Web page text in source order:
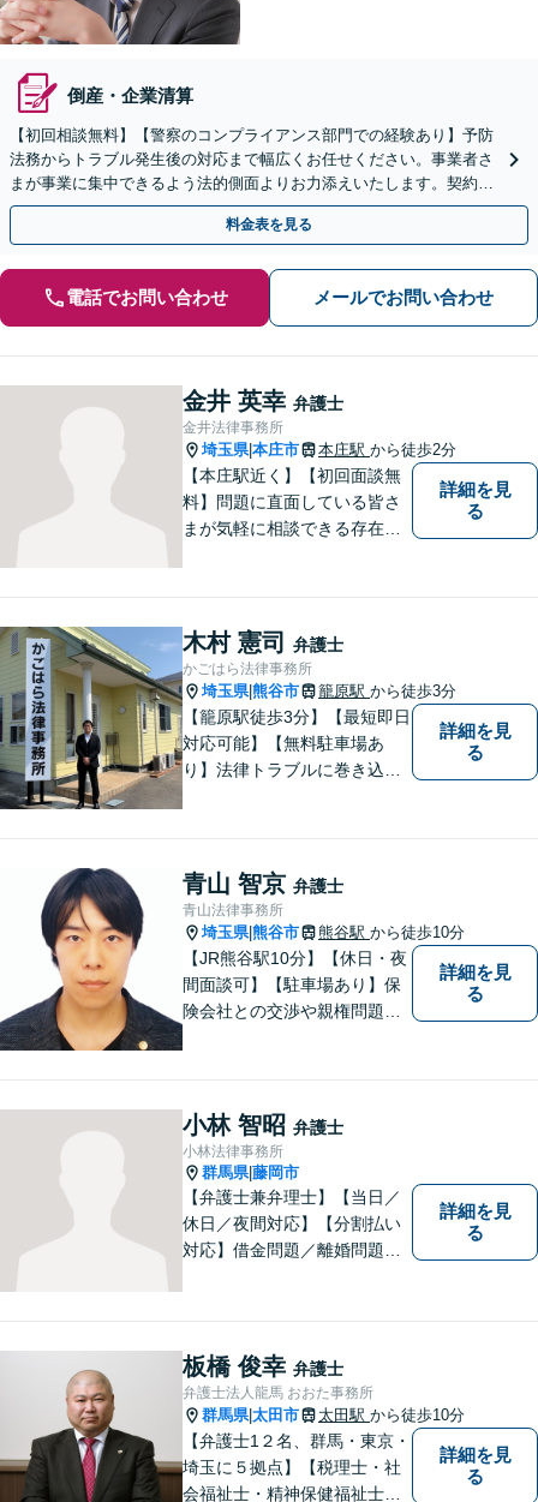
倒産・企業清算
【初回相談無料】【警察のコンプライアンス部門での経験あり】予防
法務からトラブル発生後の対応まで幅広くお任せください。事業者さ
まが事業に集中できるよう法的側面よりお力添えいたします。契約書
作成、企業間トラブル、労使問題、不祥事対応など
料金表を見る
電話でお問い合わせ メールでお問い合わせ
金井 英幸 弁護士
金井法律事務所
埼玉県|本庄市 本庄駅 から徒歩2分
【本庄駅近く】【初回面談無
料】問題に直面している皆さ
まが気軽に相談できる存在に
／休日対応可能】公平・公正
な立場から、事件の見通しを
正確に伝えます。お気軽にご
相談ください。
詳細を見
る
木村 憲司 弁護士
かごはら法律事務所
埼玉県|熊谷市 籠原駅 から徒歩3分
【籠原駅徒歩3分】【最短即日
対応可能】【無料駐車場あ
り】法律トラブルに巻き込ま
解決の鍵です。お困りごとが
ございましたら、お気軽にご
相談ください。
詳細を見
る
青山 智京 弁護士
青山法律事務所
埼玉県|熊谷市 熊谷駅 から徒歩10分
【JR熊谷駅10分】【休日・夜
間面談可】【駐車場あり】保
険会社との交渉や親権問題、
が高い」と感じる方も、まず
はお気持ちをお聞かせくださ
い。
詳細を見
る
小林 智昭 弁護士
小林法律事務所
群馬県|藤岡市
【弁護士兼弁理士】【当日／
休日／夜間対応】【分割払い
対応】借金問題／離婚問題／
意匠登録など弁理士業務も、
幅広く対応。地域に根ざした
法律事務所／特許事務所を目
指しています。お気軽にご相
談ください。
詳細を見
る
板橋 俊幸 弁護士
弁護士法人龍馬 おおた事務所
群馬県|太田市 太田駅 から徒歩10分
【弁護士1２名、群馬・東京・
埼玉に５拠点】【税理士・社
会福祉士・精神保健福祉士が
詳細を見
る